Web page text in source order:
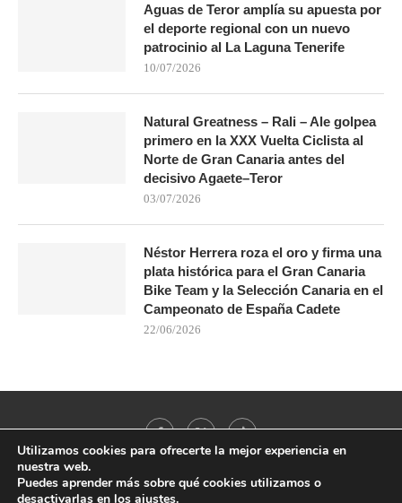
Aguas de Teror amplía su apuesta por
el deporte regional con un nuevo
patrocinio al La Laguna Tenerife
10/07/2026
Natural Greatness – Rali – Ale golpea
primero en la XXX Vuelta Ciclista al
Norte de Gran Canaria antes del
decisivo Agaete–Teror
03/07/2026
Néstor Herrera roza el oro y firma una
plata histórica para el Gran Canaria
Bike Team y la Selección Canaria en el
Campeonato de España Cadete
22/06/2026
@2021 - All Right Reserved. Designed and Developed by
Utilizamos cookies para ofrecerte la mejor experiencia en
nuestra web.
Puedes aprender más sobre qué cookies utilizamos o
desactivarlas en los ajustes.